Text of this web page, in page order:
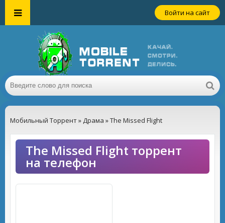
Войти на сайт
Мобильный Торрент» Драма » The Missed Flight
The Missed Flight торрент
на телефон